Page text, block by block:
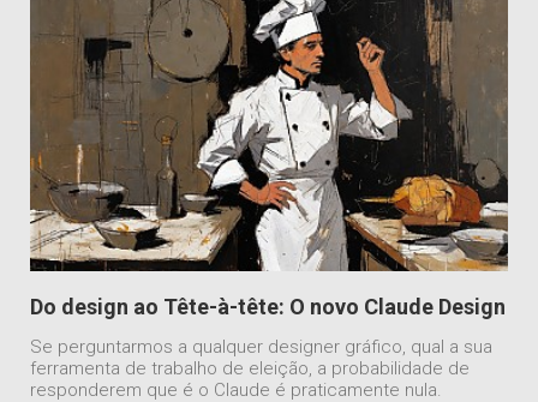
Do design ao Tête-à-tête: O novo Claude Design
Se perguntarmos a qualquer designer gráfico, qual a sua
ferramenta de trabalho de eleição, a probabilidade de
responderem que é o Claude é praticamente nula.